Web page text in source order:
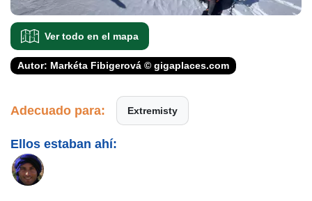
Ver todo en el mapa
Autor: Markéta Fibigerová © gigaplaces.com
Adecuado para: Extremisty
Ellos estaban ahí: